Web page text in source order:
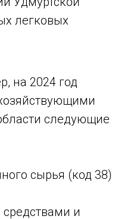
легковых
на 2024 год
следующие
сырья (код 38)
и